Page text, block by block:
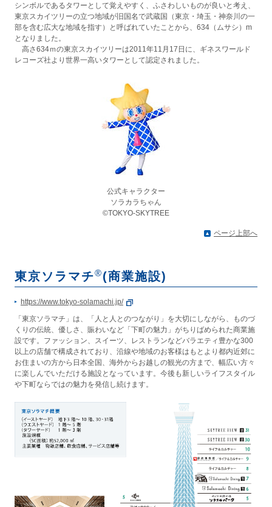
シンボルであるタワーとして覚えやすく、ふさわしいものが良いと考え、
東京スカイツリーの立つ地域が旧国名で武蔵国（東京・埼玉・神奈川の一
部を含む広大な地域を指す）と呼ばれていたことから、634（ムサシ）m
となりました。
高さ634ｍの東京スカイツリーは2011年11月17日に、ギネスワールド
レコーズ社より世界一高いタワーとして認定されました。
公式キャラクター
ソラカラちゃん
©TOKYO-SKYTREE
ページ上部へ
東京ソラマチ®(商業施設)
https://www.tokyo-solamachi.jp/
「東京ソラマチ」は、「人と人とのつながり」を大切にしながら、ものづ
くりの伝統、優しさ、賑わいなど「下町の魅力」がちりばめられた商業施
設です。ファッション、スイーツ、レストランなどバラエティ豊かな300
以上の店舗で構成されており、沿線や地域のお客様はもとより都内近郊に
お住まいの方から日本全国、海外からお越しの観光の方まで、幅広い方々
に楽しんでいただける施設となっています。今後も新しいライフスタイル
や下町ならではの魅力を発信し続けます。